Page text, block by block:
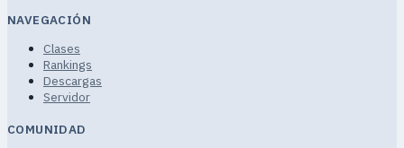
NAVEGACIÓN
Clases
Rankings
Descargas
Servidor
COMUNIDAD